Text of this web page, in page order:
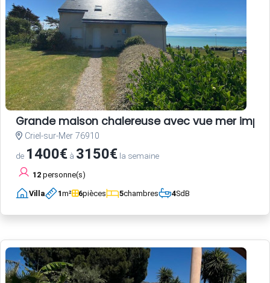
Grande maison chalereuse avec vue mer
Criel-sur-Mer 76910
de 1400€ à 3150€ la semaine
12 personne(s)
Villa 1m² 6pièces 5chambres 4SdB